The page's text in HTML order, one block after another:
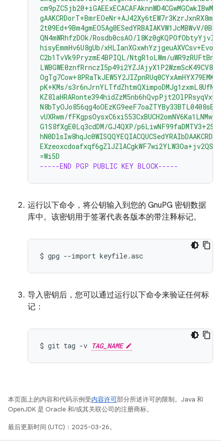
2t09Ed+9Bm4gmEO5Ag0ESedYRBAIAKVW1JcMBWvV/
QN4mWRhfzDOk/Rosdb0csAO/
hisyEmmHv6U8gUb/
C2b1TvVk9PryzmE4BPIQL/NtgR1oLWm/
pK+KMs/
vUXRwm/
G1S8fXgE0Lq3cdDM/GJ4QXP/
=Wi5D
-----END PGP PUBLIC KEY BLOCK-----
运行以下命令，将公钥输入到您的 GnuPG 密钥数据
库中。该密钥用于签署代表各版本的带注释标记。
$ gpg --import
导入密钥后，您可以通过运行以下命令来验证任何标
记：
$ git tag -v TAG_NAME
本页面上的内容和代码示例受内容许可部分所述许可的限制。Java 和
OpenJDK 是 Oracle 和/或其关联公司的注册商标。
最后更新时间 (UTC)：2025-03-26。